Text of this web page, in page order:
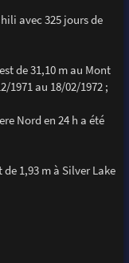
avec 325 jours de
de 31,10 m au Mont
1971 au 18/02/1972 ;
Nord en 24 h a été
1,93 m à Silver Lake